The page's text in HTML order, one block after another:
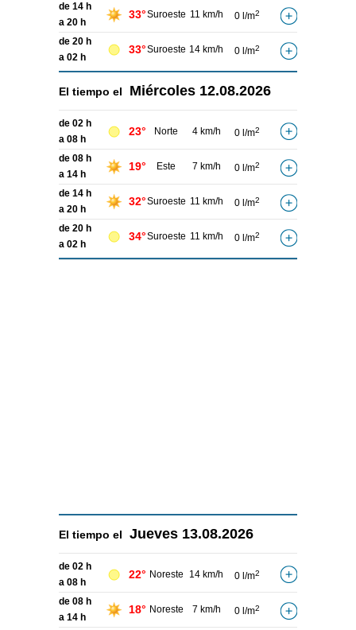
de 14 h
a 20 h
33°Suroeste 11 km/h 0 l/m2
de 20 h
a 02 h
33°Suroeste 14 km/h 0 l/m2
El tiempo el Miércoles 12.08.2026
de 02 h
a 08 h
23° Norte 4 km/h 0 l/m2
de 08 h
a 14 h
19° Este 7 km/h 0 l/m2
de 14 h
a 20 h
32°Suroeste 11 km/h 0 l/m2
de 20 h
a 02 h
34°Suroeste 11 km/h 0 l/m2
El tiempo el Jueves 13.08.2026
de 02 h
a 08 h
22° Noreste 14 km/h 0 l/m2
de 08 h
a 14 h
18° Noreste 7 km/h 0 l/m2